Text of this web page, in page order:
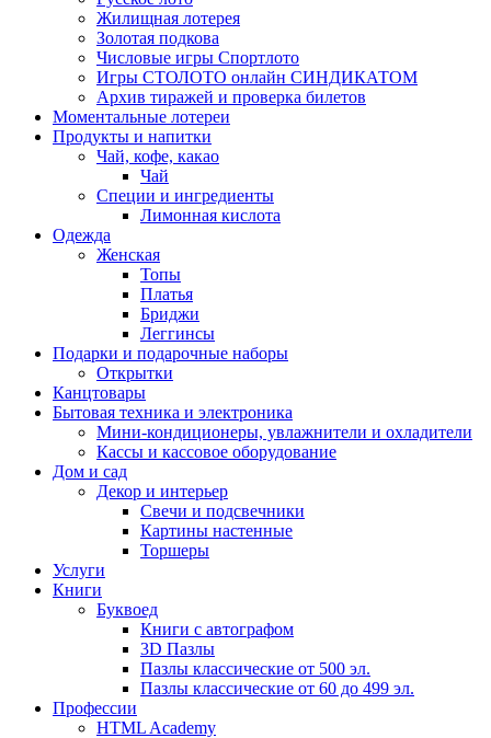
Жилищная лотерея
Золотая подкова
Числовые игры Спортлото
Игры СТОЛОТО онлайн СИНДИКАТОМ
Архив тиражей и проверка билетов
Моментальные лотереи
Продукты и напитки
Чай, кофе, какао
Чай
Специи и ингредиенты
Лимонная кислота
Одежда
Женская
Топы
Платья
Бриджи
Леггинсы
Подарки и подарочные наборы
Открытки
Канцтовары
Бытовая техника и электроника
Мини-кондиционеры, увлажнители и охладители
Кассы и кассовое оборудование
Дом и сад
Декор и интерьер
Свечи и подсвечники
Картины настенные
Торшеры
Услуги
Книги
Буквоед
Книги с автографом
3D Пазлы
Пазлы классические от 500 эл.
Пазлы классические от 60 до 499 эл.
Профессии
HTML Academy